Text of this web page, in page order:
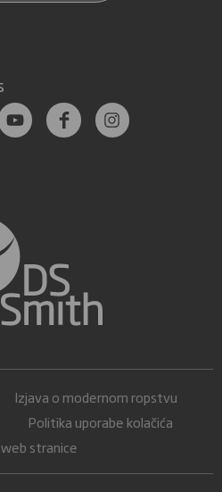
Izjava o modernom ropstvu
Politika uporabe kolačića
stranice